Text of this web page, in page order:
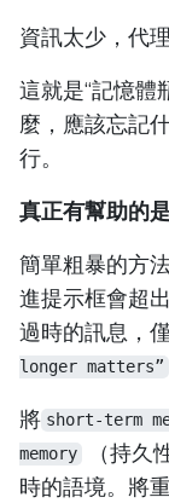
資訊太少，代
這就是“記憶體
麼，應該忘記
行。
真正有幫助的
簡單粗暴的方
進提示框會超
過時的訊息，
longer matters”
將 short-term
memory
（持久
時的語境。將